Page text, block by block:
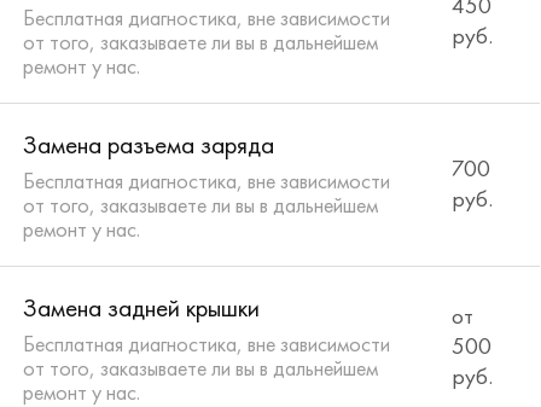
Бесплатная диагностика, вне зависимости
от того, заказываете ли вы в дальнейшем
ремонт у нас.
руб.
Замена разъема заряда
Бесплатная диагностика, вне зависимости
от того, заказываете ли вы в дальнейшем
ремонт у нас.
700
руб.
Замена задней крышки
Бесплатная диагностика, вне зависимости
от того, заказываете ли вы в дальнейшем
ремонт у нас.
от
500
руб.